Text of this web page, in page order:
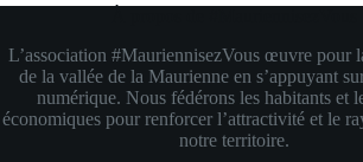
L’association #MauriennisezVous œuvre pour
de la vallée de la Maurienne en s’appuyant
numérique. Nous fédérons les habitants et
économiques pour renforcer l’attractivité et le
notre territoire.